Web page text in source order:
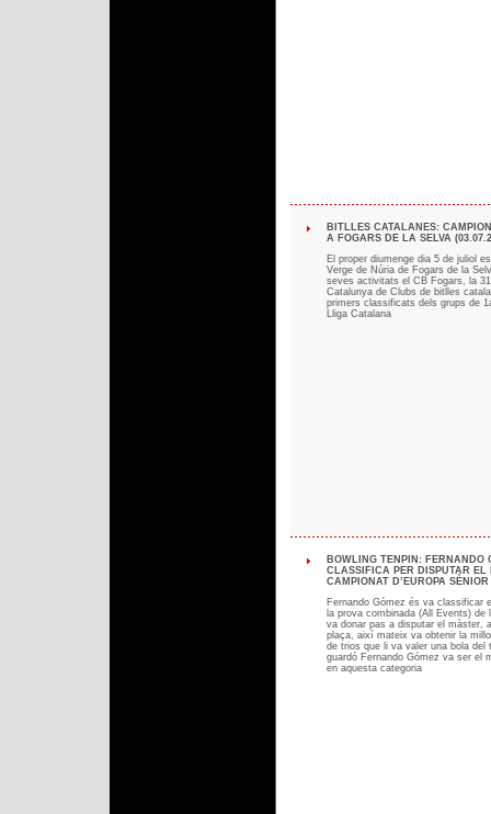
BITLLES CATALANES:
A FOGARS DE LA SELVA
El proper diumenge dia 5 de juliol
Verge de Núria de Fogars de la
seves activitats el CB Fogars, la
Catalunya de Clubs de bitlles
primers classificats dels grups de
Lliga Catalana
BOWLING TENPIN: FERNANDO
CLASSIFICA PER DISPUTAR EL
CAMPIONAT D’EUROPA SÈNIOR
Fernando Gómez és va classificar
la prova combinada (All Events) de
va donar pas a disputar el màster,
plaça, així mateix va obtenir la
de trios que li va valer una bola del
guardó Fernando Gómez va ser el
en aquesta categoria